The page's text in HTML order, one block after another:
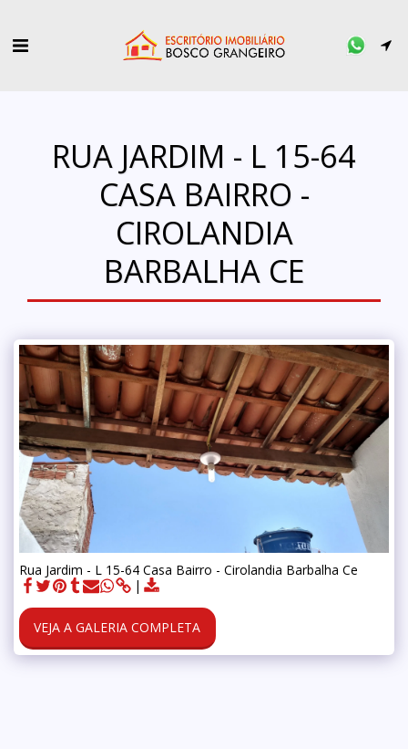
RUA JARDIM - L 15-64
CASA BAIRRO -
CIROLANDIA
BARBALHA CE
Rua Jardim - L 15-64 Casa Bairro - Cirolandia Barbalha Ce
VEJA A GALERIA COMPLETA